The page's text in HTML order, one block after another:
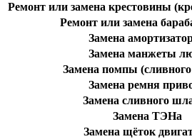
Ремонт или замена крестовины
Ремонт или замена
Замена
Замена манжеты
Замена помпы (сливного
Замена ремня
Замена сливного
Замена ТЭНа
Замена щёток